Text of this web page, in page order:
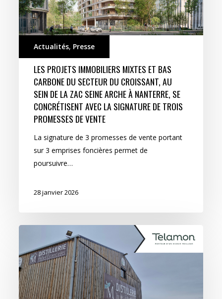
Actualités, Presse
LES PROJETS IMMOBILIERS MIXTES ET BAS
CARBONE DU SECTEUR DU CROISSANT, AU
SEIN DE LA ZAC SEINE ARCHE À NANTERRE, SE
CONCRÉTISENT AVEC LA SIGNATURE DE TROIS
PROMESSES DE VENTE
La signature de 3 promesses de vente portant
sur 3 emprises foncières permet de
poursuivre…
28 janvier 2026